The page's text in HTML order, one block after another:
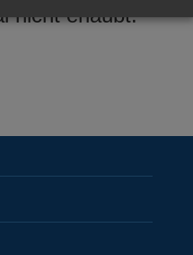
nicht erlaubt.